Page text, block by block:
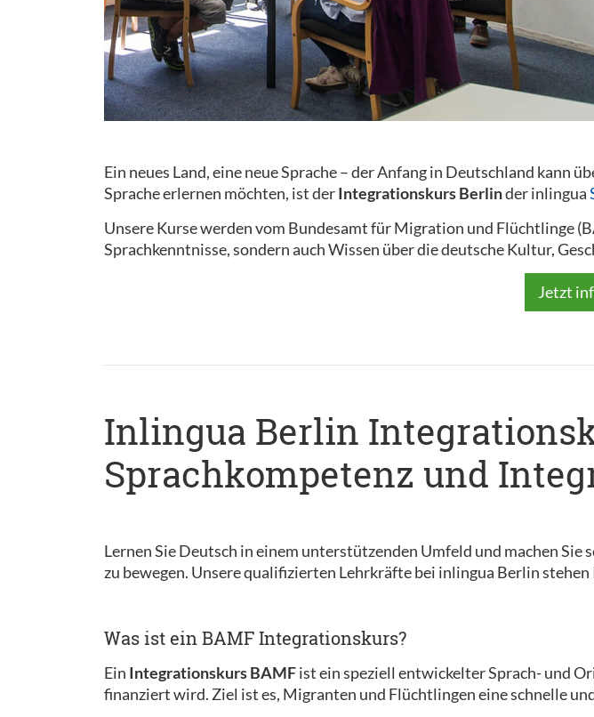
Ein neues Land, eine neue Sprache – der Anfang in Deutschland kann
Sprache erlernen möchten, ist derIntegrationskurs Berlinder inlingua
Unsere Kurse werden vom Bundesamt für Migration und Flüchtlinge
Sprachkenntnisse, sondern auch Wissen über die deutsche Kultur,
Jetzt
Inlingua Berlin
Sprachkompetenz und
Lernen Sie Deutsch in einem unterstützenden Umfeld und machen
zu bewegen. Unsere qualifizierten Lehrkräfte bei inlingua Berlin stehen
Was ist ein BAMF Integrationskurs?
Ein Integrationskurs BAMFist ein speziell entwickelter Sprach- und
finanziert wird. Ziel ist es, Migranten und Flüchtlingen eine schnelle